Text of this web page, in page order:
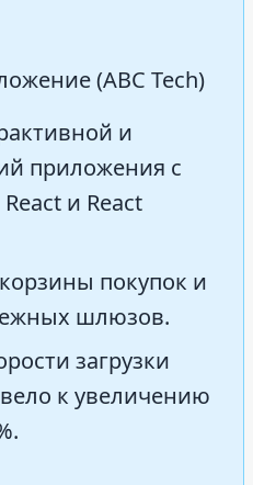
(ABC Tech)
и
приложения с
и React
покупок и
шлюзов.
загрузки
к увеличению